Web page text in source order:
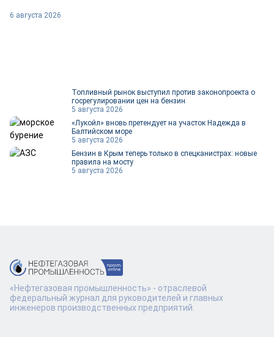
6 августа 2026
Топливный рынок выступил против законопроекта о
госрегулировании цен на бензин
5 августа 2026
«Лукойл» вновь претендует на участок Надежда в
Балтийском море
5 августа 2026
Бензин в Крым теперь только в спецканистрах: новые
правила на мосту
5 августа 2026
«Нефтегазовая промышленность» - отраслевой
федеральный журнал для руководителей и главных
инженеров производственных предприятий.